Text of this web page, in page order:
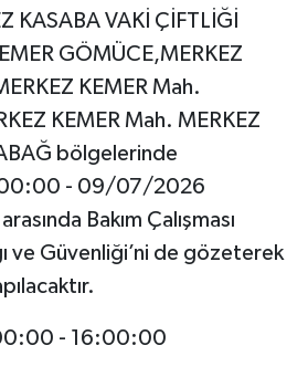
KASABA VAKİ ÇİFTLİĞİ
GÖMÜCE,MERKEZ
KEMER Mah.
KEMER Mah. MERKEZ
bölgelerinde
- 09/07/2026
Bakım Çalışması
ve Güvenliği’ni de gözeterek
- 16:00:00